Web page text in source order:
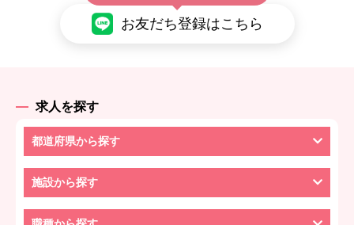
お友だち登録はこちら
求人を探す
都道府県から探す
施設から探す